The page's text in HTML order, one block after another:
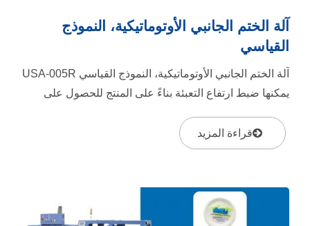
آلة الختم الجانبي الأوتوماتيكية، النموذج
القياسي
آلة الختم الجانبي الأوتوماتيكية، النموذج القياسي USA-005R
يمكنها ضبط ارتفاع التعبئة بناءً على المنتج للحصول على
قراءة المزيد